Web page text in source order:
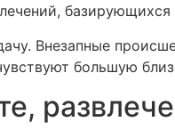
базирующихся
Внезапные
большую